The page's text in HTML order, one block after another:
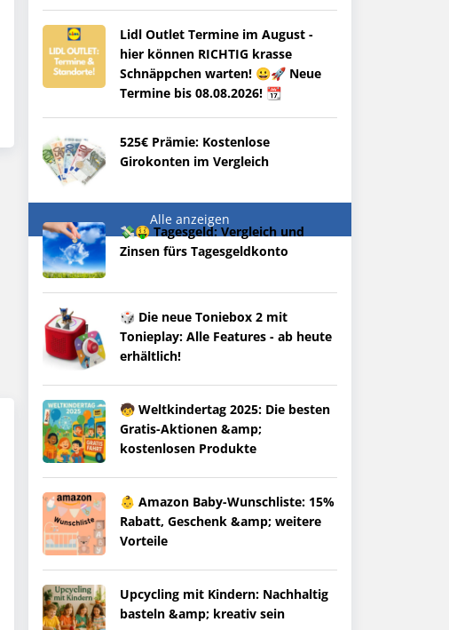
Lidl Outlet Termine im August -
hier können RICHTIG krasse
Schnäppchen warten! 😀🚀 Neue
Termine bis 08.08.2026! 📆
525€ Prämie: Kostenlose
Girokonten im Vergleich
Alle anzeigen
💸🤑 Tagesgeld: Vergleich und
Zinsen fürs Tagesgeldkonto
🎲 Die neue Toniebox 2 mit
Tonieplay: Alle Features - ab heute
erhältlich!
🧒 Weltkindertag 2025: Die besten
Gratis-Aktionen &amp;
kostenlosen Produkte
👶 Amazon Baby-Wunschliste: 15%
Rabatt, Geschenk &amp; weitere
Vorteile
Upcycling mit Kindern: Nachhaltig
basteln &amp; kreativ sein